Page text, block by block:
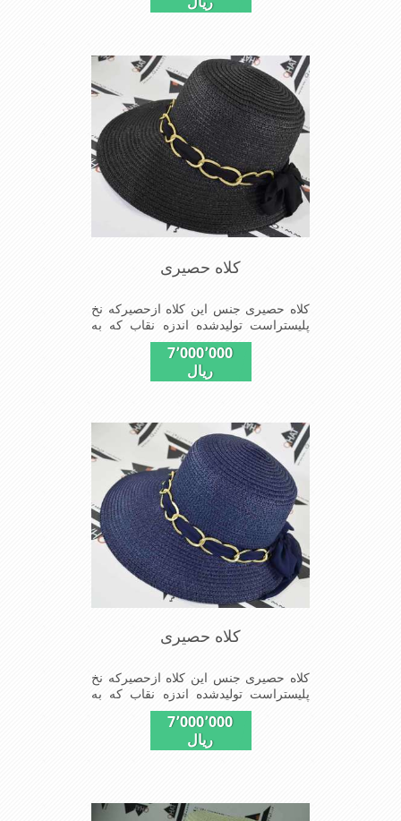
سایزکلاه56است این کلاه مخصوص
بلند برای جلو گیری بیشترازتابش نور
خورشیدبرصورت می باشدmade in China
کلاه حصیری
کلاه حصیری جنس این کلاه ازحصیرکه نخ
پلیستراست تولیدشده اندزه نقاب که به
سایزکلاه56است این کلاه مخصوص
بلند برای جلو گیری بیشترازتابش نور
خورشیدبرصورت می باشدmade in China
7٬000٬000
ریال
کلاه حصیری
کلاه حصیری جنس این کلاه ازحصیرکه نخ
پلیستراست تولیدشده اندزه نقاب که به
سایزکلاه56است این کلاه مخصوص
خورشیدبرصورت می باشدmade in China
7٬000٬000
ریال